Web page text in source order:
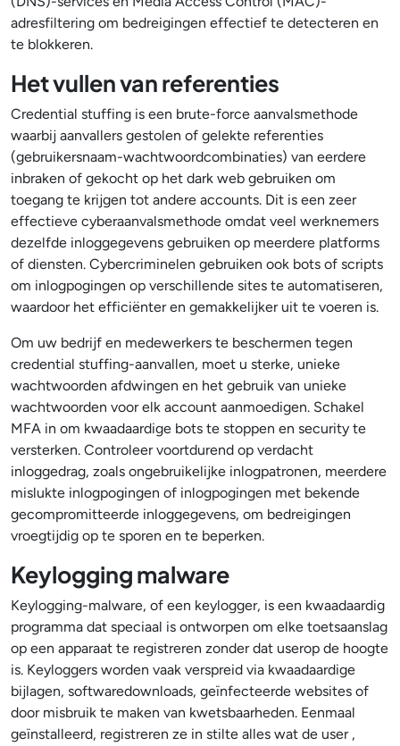
adresfiltering om bedreigingen effectief te detecteren en
te blokkeren.
Het vullen van referenties
Credential stuffing is een brute-force aanvalsmethode
waarbij aanvallers gestolen of gelekte referenties
(gebruikersnaam-wachtwoordcombinaties) van eerdere
inbraken of gekocht op het dark web gebruiken om
toegang te krijgen tot andere accounts. Dit is een zeer
effectieve cyberaanvalsmethode omdat veel werknemers
dezelfde inloggegevens gebruiken op meerdere platforms
of diensten. Cybercriminelen gebruiken ook bots of scripts
om inlogpogingen op verschillende sites te automatiseren,
waardoor het efficiënter en gemakkelijker uit te voeren is.
Om uw bedrijf en medewerkers te beschermen tegen
credential stuffing-aanvallen, moet u sterke, unieke
wachtwoorden afdwingen en het gebruik van unieke
wachtwoorden voor elk account aanmoedigen. Schakel
MFA in om kwaadaardige bots te stoppen en security te
versterken. Controleer voortdurend op verdacht
inloggedrag, zoals ongebruikelijke inlogpatronen, meerdere
mislukte inlogpogingen of inlogpogingen met bekende
gecompromitteerde inloggegevens, om bedreigingen
vroegtijdig op te sporen en te beperken.
Keylogging malware
Keylogging-malware, of een keylogger, is een kwaadaardig
programma dat speciaal is ontworpen om elke toetsaanslag
op een apparaat te registreren zonder dat userop de hoogte
is. Keyloggers worden vaak verspreid via kwaadaardige
bijlagen, softwaredownloads, geïnfecteerde websites of
door misbruik te maken van kwetsbaarheden. Eenmaal
geïnstalleerd, registreren ze in stilte alles wat de user ,